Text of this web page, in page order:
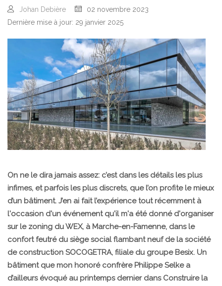
Johan Debière
02 novembre 2023
Dernière mise à jour: 29 janvier 2025
On ne le dira jamais assez: c’est dans les détails les plus
infimes, et parfois les plus discrets, que l’on profite le mieux
d’un bâtiment. J’en ai fait l’expérience tout récemment à
l'occasion d'un événement qu'il m'a été donné d'organiser
sur le zoning du WEX, à Marche-en-Famenne, dans le
confort feutré du siège social flambant neuf de la société
de construction SOCOGETRA, filiale du groupe Besix. Un
bâtiment que mon honoré confrère Philippe Selke a
d’ailleurs évoqué au printemps dernier dans Construire la